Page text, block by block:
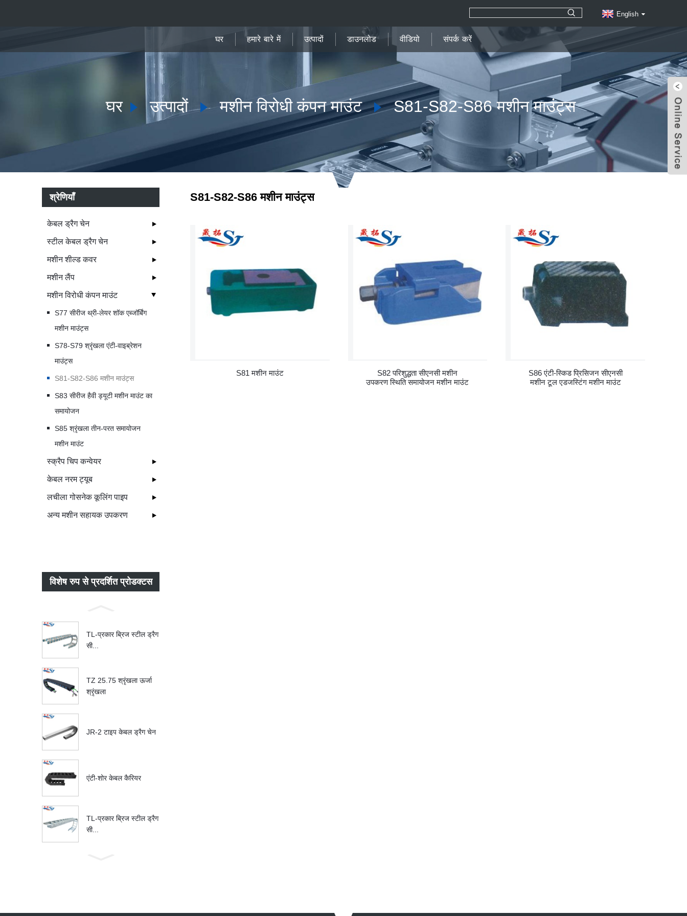
English
घर हमारे बारे में उत्पादों डाउनलोड वीडियो संपर्क करें
घर उत्पादों मशीन विरोधी कंपन माउंट S81-S82-S86 मशीन माउंट्स
श्रेणियाँ
केबल ड्रैग चेन
स्टील केबल ड्रैग चेन
मशीन शील्ड कवर
मशीन लैंप
मशीन विरोधी कंपन माउंट
S77 सीरीज थ्री-लेयर शॉक एब्जॉर्बिंग
मशीन माउंट्स
S78-S79 श्रृंखला एंटी-वाइब्रेशन
माउंट्स
S81-S82-S86 मशीन माउंट्स
S83 सीरीज हैवी ड्यूटी मशीन माउंट का
समायोजन
S85 श्रृंखला तीन-परत समायोजन
मशीन माउंट
स्क्रैप चिप कन्वेयर
केबल नरम ट्यूब
लचीला गोसनेक कूलिंग पाइप
अन्य मशीन सहायक उपकरण
विशेष रुप से प्रदर्शित प्रोडक्टस
TL-प्रकार ब्रिज स्टील ड्रैग
सी...
TZ 25.75 श्रृंखला ऊर्जा
श्रृंखला
JR-2 टाइप केबल ड्रैग चेन
एंटी-शोर केबल कैरियर
TL-प्रकार ब्रिज स्टील ड्रैग
सी...
S81-S82-S86 मशीन माउंट्स
S81 मशीन माउंट
S82 परिशुद्धता सीएनसी मशीन
उपकरण स्थिति समायोजन मशीन माउंट
S86 एंटी-स्किड प्रिसिजन सीएनसी
मशीन टूल एडजस्टिंग मशीन माउंट